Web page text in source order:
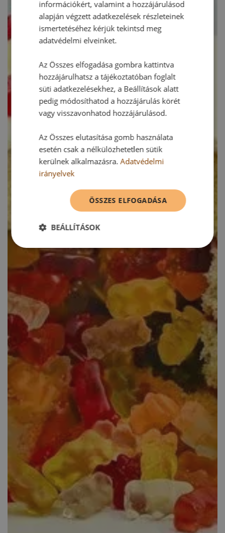
információkért, valamint a hozzájárulásod
alapján végzett adatkezelések részleteinek
ismertetéséhez kérjük tekintsd meg
adatvédelmi elveinket.
Az Összes elfogadása gombra kattintva
hozzájárulhatsz a tájékoztatóban foglalt
süti adatkezelésekhez, a Beállítások alatt
pedig módosíthatod a hozzájárulás körét
vagy visszavonhatod hozzájárulásod.
Az Összes elutasítása gomb használata
esetén csak a nélkülözhetetlen sütik
kerülnek alkalmazásra.Adatvédelmi
irányelvek
ÖSSZES ELFOGADÁSA
BEÁLLÍTÁSOK